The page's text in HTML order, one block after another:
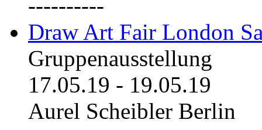
----------
Draw Art Fair London
Gruppenausstellung
17.05.19 - 19.05.19
Aurel Scheibler Berlin